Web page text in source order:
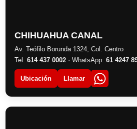
CHIHUAHUA CANAL
Av. Teófilo Borunda 1324, Col. Centro
Tel: 614 437 0002· WhatsApp: 61 4247
Ubicación Llamar